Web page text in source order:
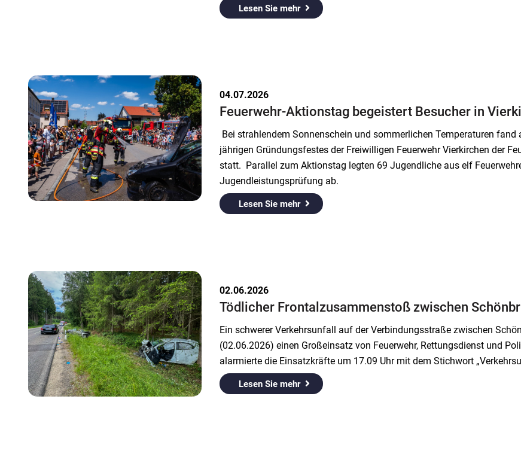
Lesen Sie mehr
04.07.2026
Feuerwehr-Aktionstag begeistert Besucher in
Bei strahlendem Sonnenschein und sommerlichen Temperaturen
jährigen Gründungsfestes der Freiwilligen Feuerwehr Vierkirchen der
statt. Parallel zum Aktionstag legten 69 Jugendliche aus elf
Jugendleistungsprüfung ab.
Lesen Sie mehr
02.06.2026
Tödlicher Frontalzusammenstoß zwischen
Ein schwerer Verkehrsunfall auf der Verbindungsstraße zwischen
(02.06.2026) einen Großeinsatz von Feuerwehr, Rettungsdienst und
alarmierte die Einsatzkräfte um 17.09 Uhr mit dem Stichwort
Lesen Sie mehr